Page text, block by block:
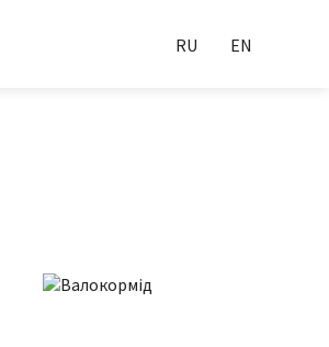
RU EN